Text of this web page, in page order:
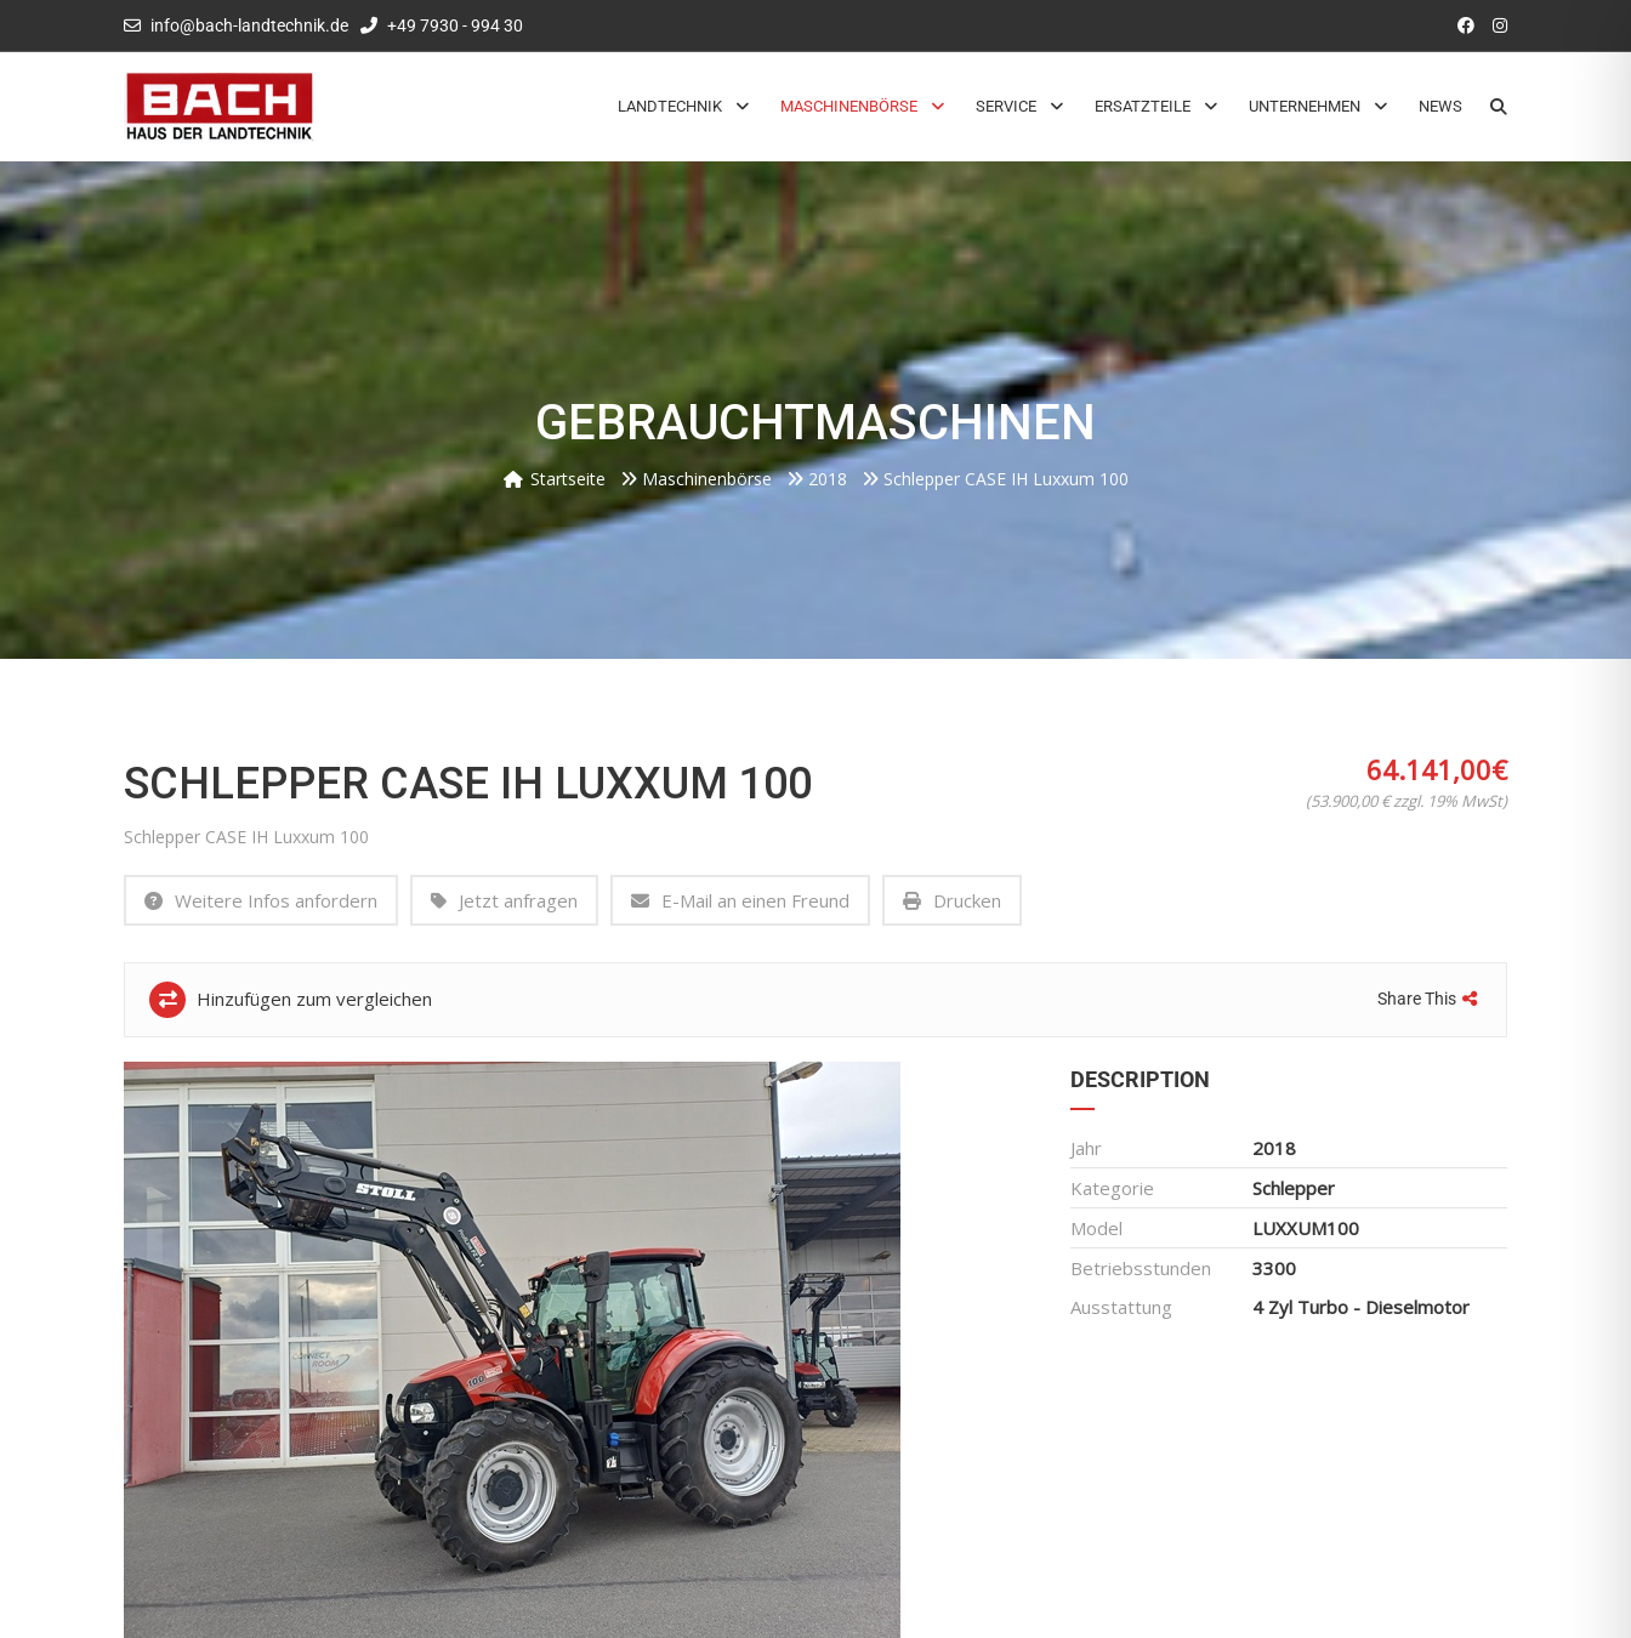
info@bach-landtechnik.de +49 7930 - 994 30
LANDTECHNIK MASCHINENBÖRSE SERVICE ERSATZTEILE UNTERNEHMEN NEWS
GEBRAUCHTMASCHINEN
Startseite Maschinenbörse 2018 Schlepper CASE IH Luxxum 100
SCHLEPPER CASE IH LUXXUM 100
Schlepper CASE IH Luxxum 100
64.141,00€
(53.900,00 € zzgl. 19% MwSt)
Weitere Infos anfordern Jetzt anfragen E-Mail an einen Freund Drucken
Hinzufügen zum vergleichen Share This
DESCRIPTION
Jahr
2018
Kategorie
Schlepper
Model
LUXXUM100
Betriebsstunden
3300
Ausstattung
4 Zyl Turbo - Dieselmotor